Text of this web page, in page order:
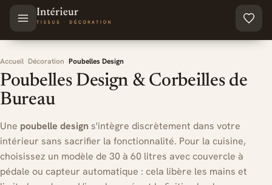
Aller au contenu principal
Accueil Décoration Poubelles Design
Poubelles Design & Corbeilles de
Bureau
Une poubelle design s'intègre discrètement dans votre
intérieur sans sacrifier la fonctionnalité. Pour la cuisine,
choisissez un modèle de 30 à 60 litres avec couvercle à
pédale ou capteur automatique : cela libère les mains et